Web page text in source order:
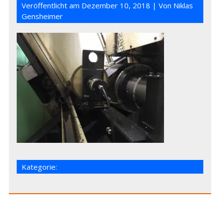
Veröffentlicht am Dezember 10, 2018 | Von Niklas
Gensheimer
Kategorie: